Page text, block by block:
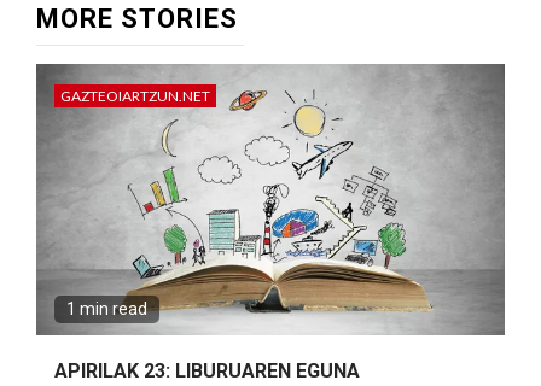
MORE STORIES
GAZTEOIARTZUN.NET
1 min read
APIRILAK 23: LIBURUAREN EGUNA